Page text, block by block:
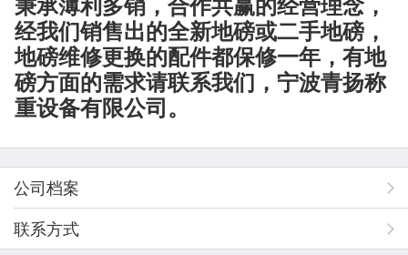
经我们销售出的全新地磅或二手地磅，
地磅维修更换的配件都保修一年，有地
磅方面的需求请联系我们，宁波青扬称
重设备有限公司。
公司档案
联系方式